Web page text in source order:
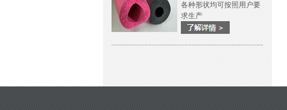
各种形状均可按照用户要
求生产